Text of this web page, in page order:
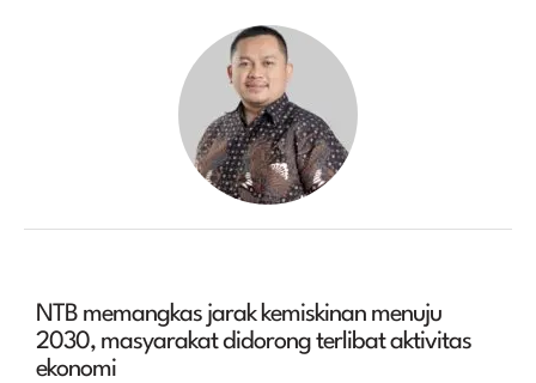
NTB memangkas jarak kemiskinan menuju
2030, masyarakat didorong terlibat aktivitas
ekonomi